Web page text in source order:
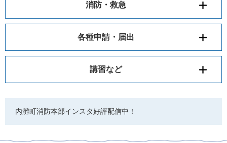
消防・救急
各種申請・届出
講習など
内灘町消防本部インスタ好評配信中！